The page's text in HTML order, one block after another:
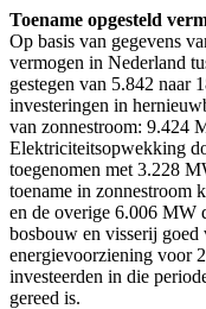
Toename opgesteld
Op basis van gegevens
vermogen in Nederland
gestegen van 5.842 naar
investeringen in
van zonnestroom: 9.424
Elektriciteitsopwekking
toegenomen met 3.228
toename in zonnestroom
en de overige 6.006 MW
bosbouw en visserij
energievoorziening voor
investeerden in die
gereed is.